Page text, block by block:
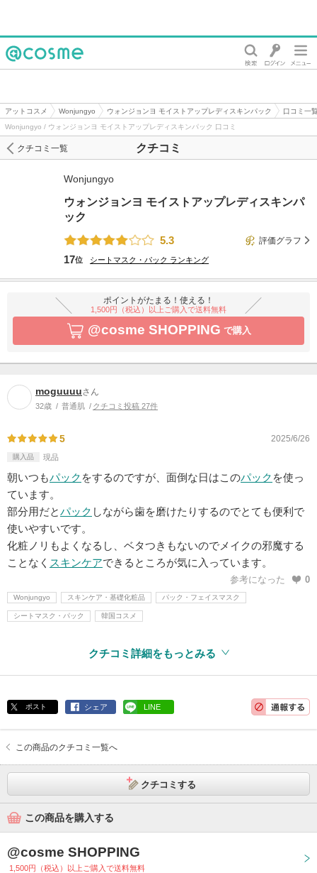
アットコスメ Wonjungyo ウォンジョンヨ モイストアップレディスキンパック
口コミ一
Wonjungyo / ウォンジョンヨ モイストアップレディスキンパック 口コミ
クチコミ
クチコミ一覧
Wonjungyo
ウォンジョンヨ モイストアップレディスキンパ
ック
5.3
評価グラフ
17位 シートマスク・パック ランキング
ポイントがたまる！使える！
1,500円（税込）以上ご購入で送料無料
@cosme SHOPPING で購入
moguuuuさん
32歳 普通肌 クチコミ投稿 27件
5 2025/6/26
購入品 現品
朝いつもパック をするのですが、面倒な日はこのパック を使っ
ています。
部分用だとパック しながら歯を磨けたりするのでとても便利で
使いやすいです。
化粧ノリもよくなるし、ベタつきもないのでメイクの邪魔する
ことなく スキンケアできるところが気に入っています。
参考になった 0
Wonjungyo スキンケア・基礎化粧品 パック・フェイスマスク
シートマスク・パック 韓国コスメ
クチコミ詳細をもっとみる
ポスト シェア LINE
この商品のクチコミ一覧へ
クチコミする
この商品を購入する
@cosme SHOPPING
1,500円（税込）以上ご購入で送料無料